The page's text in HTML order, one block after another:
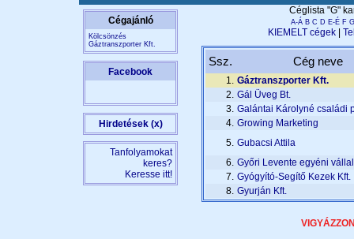
Cégajánló
Kölcsönzés
Gáztranszporter Kft.
Facebook
Hirdetések (x)
Tanfolyamokat
keres?
Keresse itt!
Céglista "G"
A-Á B C D E-É F G
KIEMELT cégek|
Ssz. Cég neve
1. Gáztranszporter Kft.
2. Gál Üveg Bt.
3. Galántai Károlyné családi
4. Growing Marketing
5. Gubacsi Attila
6. Győri Levente egyéni
7. Gyógyító-Segítő Kezek Kft.
8. Gyurján Kft.